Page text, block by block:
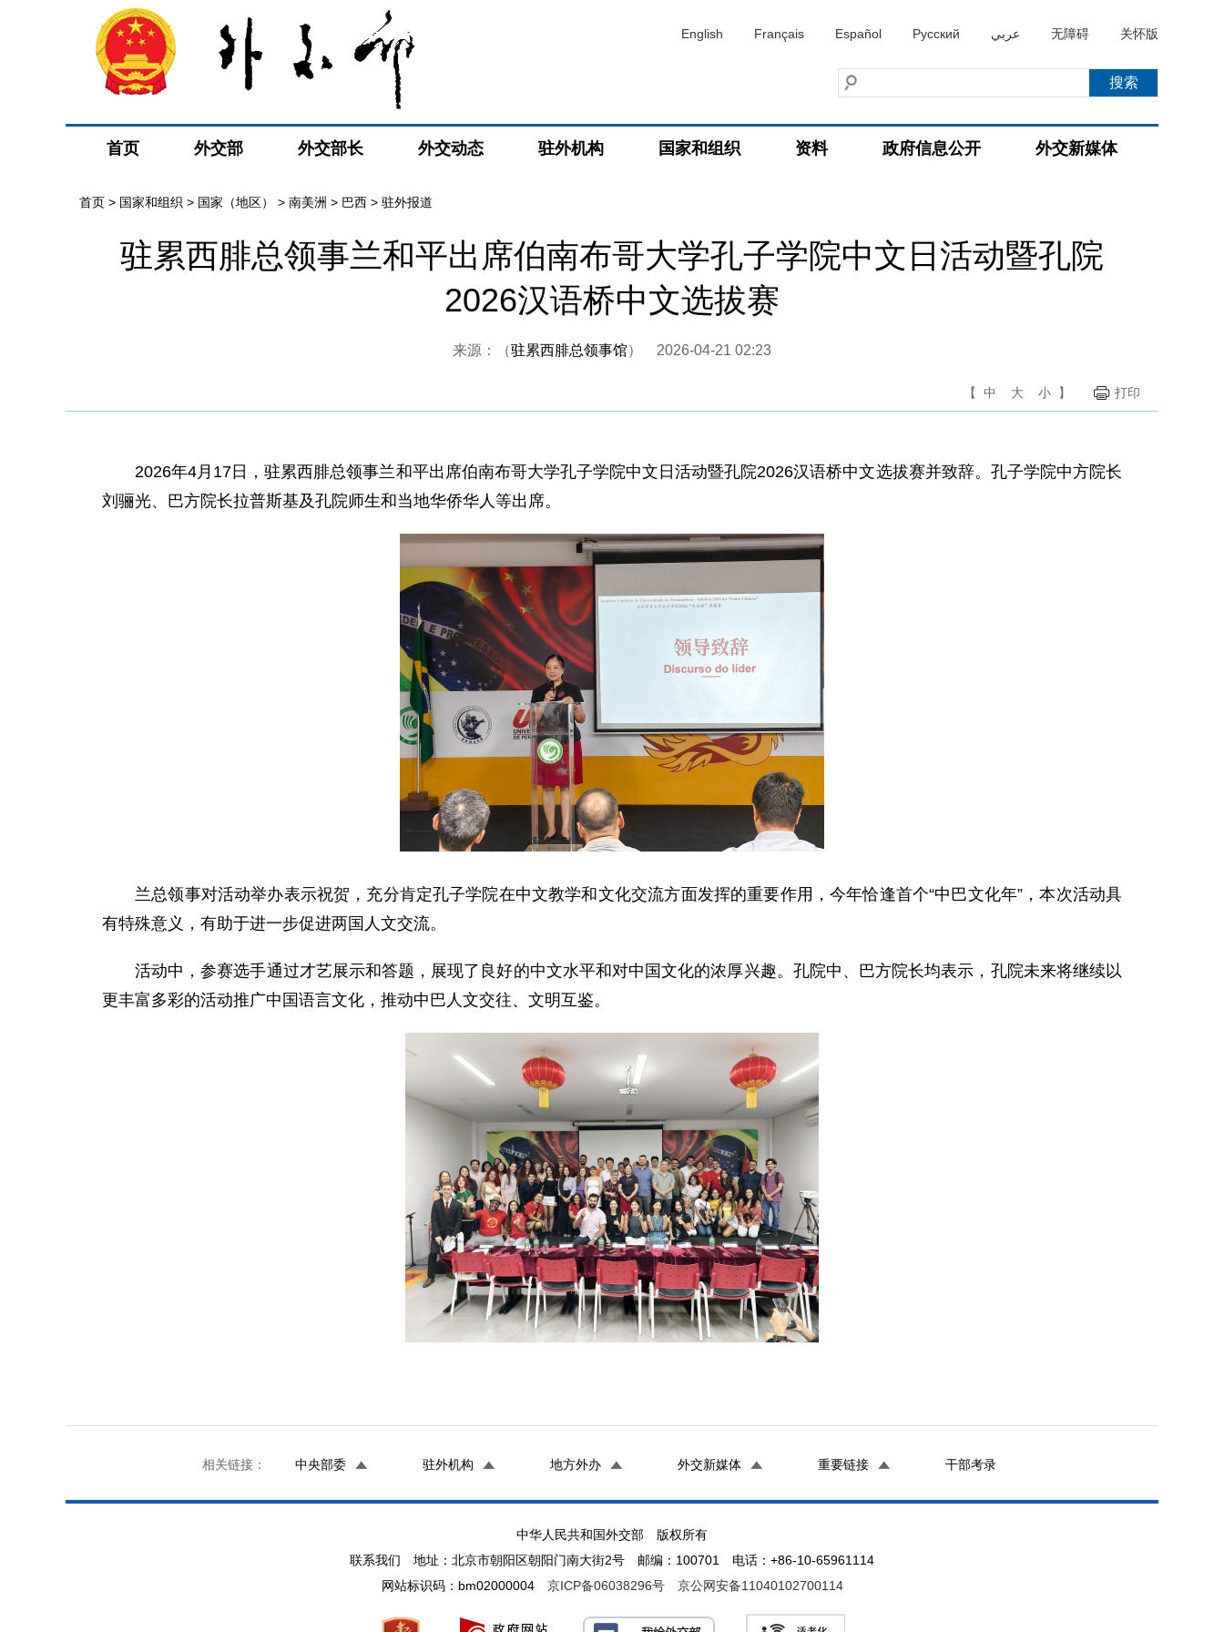
English Français Español Русский عربي 无障碍 关怀版
首页 外交部 外交部长 外交动态 驻外机构 国家和组织 资料 政府信息公开 外交新媒体
首页 > 国家和组织 > 国家（地区） > 南美洲 > 巴西 > 驻外报道
驻累西腓总领事兰和平出席伯南布哥大学孔子学院中文日活动暨孔院
2026汉语桥中文选拔赛
来源：（驻累西腓总领事馆） 2026-04-21 02:23
【 中 大 小 】 打印
2026年4月17日，驻累西腓总领事兰和平出席伯南布哥大学孔子学院中文日活动暨孔院2026汉语桥中文选拔赛并致辞。孔子学院中方院长
刘骊光、巴方院长拉普斯基及孔院师生和当地华侨华人等出席。
兰总领事对活动举办表示祝贺，充分肯定孔子学院在中文教学和文化交流方面发挥的重要作用，今年恰逢首个“中巴文化年”，本次活动具
有特殊意义，有助于进一步促进两国人文交流。
活动中，参赛选手通过才艺展示和答题，展现了良好的中文水平和对中国文化的浓厚兴趣。孔院中、巴方院长均表示，孔院未来将继续以
更丰富多彩的活动推广中国语言文化，推动中巴人文交往、文明互鉴。
相关链接： 中央部委 驻外机构 地方外办 外交新媒体 重要链接 干部考录
中华人民共和国外交部 版权所有
联系我们 地址：北京市朝阳区朝阳门南大街2号 邮编：100701 电话：+86-10-65961114
网站标识码：bm02000004 京ICP备06038296号 京公网安备11040102700114